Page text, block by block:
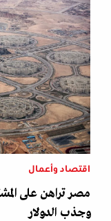
اقتصاد وأعمال
مصر تراهن على
وجذب الدولار